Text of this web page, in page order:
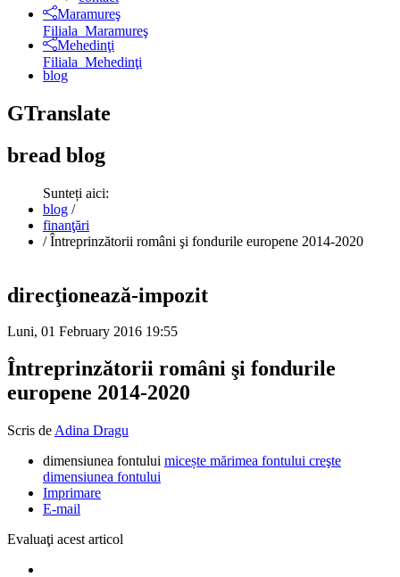
Maramureş
Filiala Maramureş
Mehedinţi
Filiala Mehedinţi
blog
GTranslate
bread blog
Sunteți aici:
blog /
finanţări
/ Întreprinzătorii români şi fondurile europene 2014-2020
direcţionează-impozit
Luni, 01 February 2016 19:55
Întreprinzătorii români şi fondurile
europene 2014-2020
Scris de Adina Dragu
dimensiunea fontului micește mărimea fontului creşte
dimensiunea fontului
Imprimare
E-mail
Evaluaţi acest articol